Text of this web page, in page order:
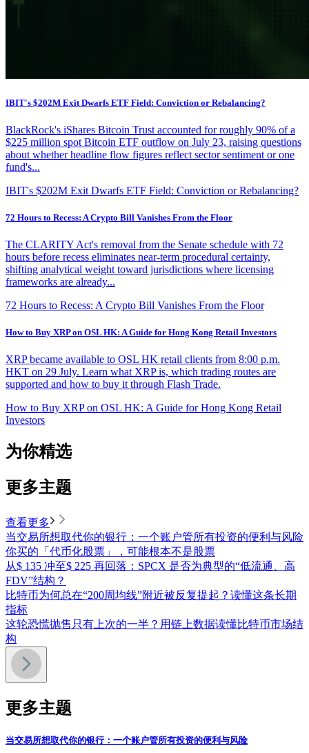
IBIT's $202M Exit Dwarfs ETF Field: Conviction or Rebalancing?
BlackRock's iShares Bitcoin Trust accounted for roughly 90% of a
$225 million spot Bitcoin ETF outflow on July 23, raising questions
about whether headline flow figures reflect sector sentiment or one
fund's...
IBIT's $202M Exit Dwarfs ETF Field: Conviction or Rebalancing?
72 Hours to Recess: A Crypto Bill Vanishes From the Floor
The CLARITY Act's removal from the Senate schedule with 72
hours before recess eliminates near-term procedural certainty,
shifting analytical weight toward jurisdictions where licensing
frameworks are already...
72 Hours to Recess: A Crypto Bill Vanishes From the Floor
How to Buy XRP on OSL HK: A Guide for Hong Kong Retail Investors
XRP became available to OSL HK retail clients from 8:00 p.m.
HKT on 29 July. Learn what XRP is, which trading routes are
supported and how to buy it through Flash Trade.
How to Buy XRP on OSL HK: A Guide for Hong Kong Retail
Investors
为你精选
更多主题
查看更多
当交易所想取代你的银行：一个账户管所有投资的便利与风险
你买的「代币化股票」，可能根本不是股票
从$ 135 冲至$ 225 再回落：SPCX 是否为典型的“低流通、高
FDV”结构？
比特币为何总在“200周均线”附近被反复提起？读懂这条长期
指标
这轮恐慌抛售只有上次的一半？用链上数据读懂比特币市场结
构
更多主题
当交易所想取代你的银行：一个账户管所有投资的便利与风险